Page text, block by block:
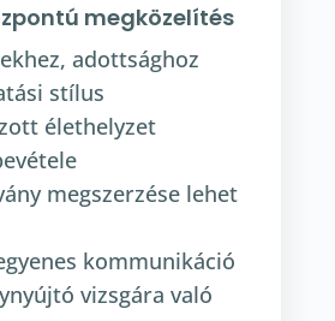
megközelítés
adottsághoz
stílus
élethelyzet
megszerzése lehet
kommunikáció
vizsgára való